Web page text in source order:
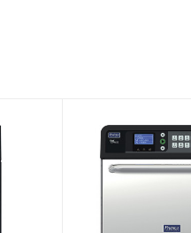
Подпись к товару
380 В; 1 уровень;
противень - GN